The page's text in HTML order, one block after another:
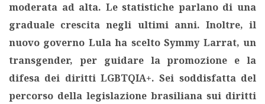
moderata ad alta. Le statistiche parlano di una
graduale crescita negli ultimi anni. Inoltre, il
nuovo governo Lula ha scelto Symmy Larrat, un
transgender, per guidare la promozione e la
difesa dei diritti LGBTQIA+. Sei soddisfatta del
percorso della legislazione brasiliana sui diritti